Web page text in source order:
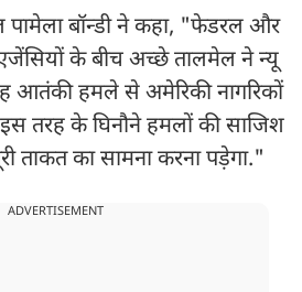
पामेला बॉन्डी ने कहा, "फेडरल और
एजेंसियों के बीच अच्छे तालमेल ने न्यू
आतंकी हमले से अमेरिकी नागरिकों
तरह के घिनौने हमलों की साजिश
ताकत का सामना करना पड़ेगा."
ADVERTISEMENT